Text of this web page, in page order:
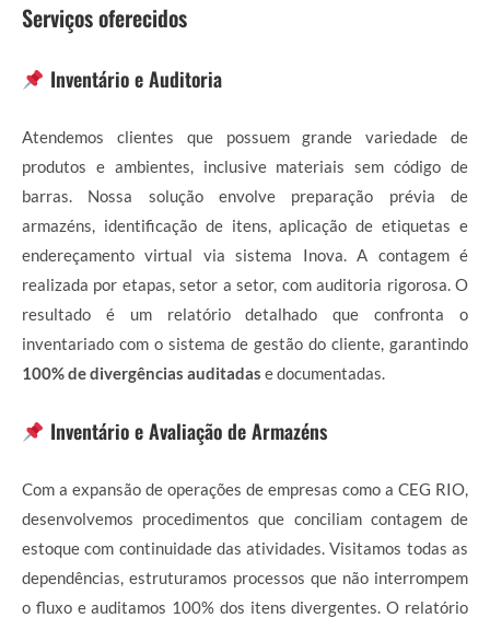
Serviços oferecidos
Inventário e Auditoria
Atendemos clientes que possuem grande variedade de
produtos e ambientes, inclusive materiais sem código de
barras. Nossa solução envolve preparação prévia de
armazéns, identificação de itens, aplicação de etiquetas e
endereçamento virtual via sistema Inova. A contagem é
realizada por etapas, setor a setor, com auditoria rigorosa. O
resultado é um relatório detalhado que confronta o
inventariado com o sistema de gestão do cliente, garantindo
100% de divergências auditadas e documentadas.
Inventário e Avaliação de Armazéns
Com a expansão de operações de empresas como a CEG RIO,
desenvolvemos procedimentos que conciliam contagem de
estoque com continuidade das atividades. Visitamos todas as
dependências, estruturamos processos que não interrompem
o fluxo e auditamos 100% dos itens divergentes. O relatório